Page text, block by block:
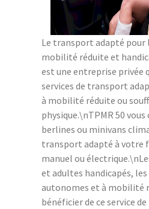
Le transport adapté pour
mobilité réduite et
est une entreprise privée
services de transport
à mobilité réduite ou
physique.\nTPMR 50 vous
berlines ou minivans
transport adapté à votre
manuel ou
et adultes handicapés,
autonomes et à mobilité
bénéficier de ce service